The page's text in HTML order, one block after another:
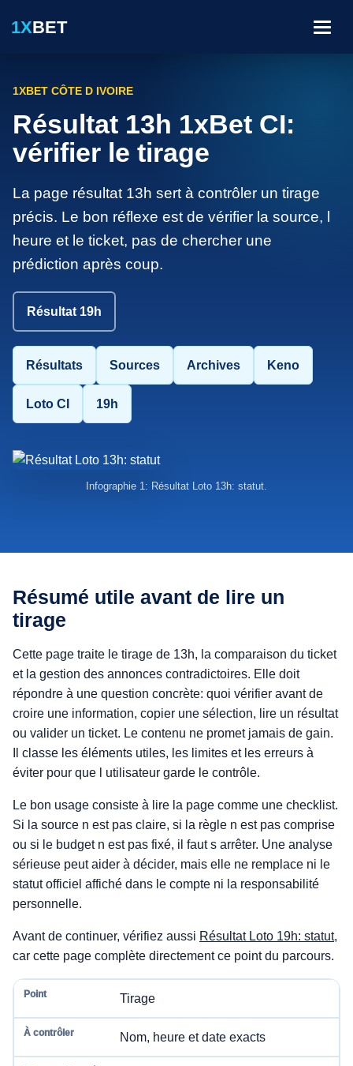
1XBET Menu
1XBET CÔTE D IVOIRE
Résultat 13h 1xBet CI:
vérifier le tirage
La page résultat 13h sert à contrôler un tirage
précis. Le bon réflexe est de vérifier la source, l
heure et le ticket, pas de chercher une
prédiction après coup.
Résultat 19h
Résultats Sources Archives Keno
Loto CI 19h
Infographie 1: Résultat Loto 13h: statut.
Résumé utile avant de lire un
tirage
Cette page traite le tirage de 13h, la comparaison du ticket
et la gestion des annonces contradictoires. Elle doit
répondre à une question concrète: quoi vérifier avant de
croire une information, copier une sélection, lire un résultat
ou valider un ticket. Le contenu ne promet jamais de gain.
Il classe les éléments utiles, les limites et les erreurs à
éviter pour que l utilisateur garde le contrôle.
Le bon usage consiste à lire la page comme une checklist.
Si la source n est pas claire, si la règle n est pas comprise
ou si le budget n est pas fixé, il faut s arrêter. Une analyse
sérieuse peut aider à décider, mais elle ne remplace ni le
statut officiel affiché dans le compte ni la responsabilité
personnelle.
Avant de continuer, vérifiez aussi Résultat Loto 19h: statut,
car cette page complète directement ce point du parcours.
Tirage
Nom, heure et date exacts